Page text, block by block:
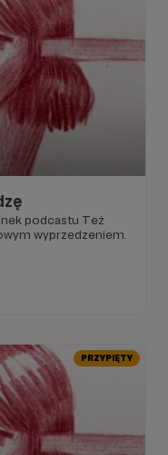
podcastu Też
wyprzedzeniem.
PRZYPIĘTY